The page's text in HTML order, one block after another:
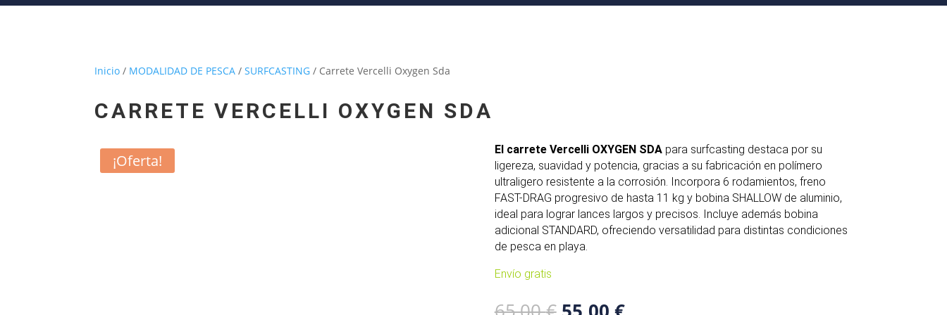
Inicio / MODALIDAD DE PESCA /SURFCASTING / Carrete Vercelli Oxygen Sda
CARRETE VERCELLI OXYGEN SDA
¡Oferta!
El carrete Vercelli OXYGEN SDApara surfcasting destaca por su
ligereza, suavidad y potencia, gracias a su fabricación en polímero
ultraligero resistente a la corrosión. Incorpora 6 rodamientos, freno
FAST-DRAG progresivo de hasta 11 kg y bobina SHALLOW de aluminio,
ideal para lograr lances largos y precisos. Incluye además bobina
adicional STANDARD, ofreciendo versatilidad para distintas condiciones
de pesca en playa.
Envío gratis
El El